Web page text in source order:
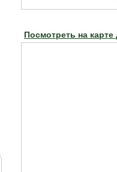
Посмотреть на